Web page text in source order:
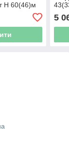
H 60(46)м
5